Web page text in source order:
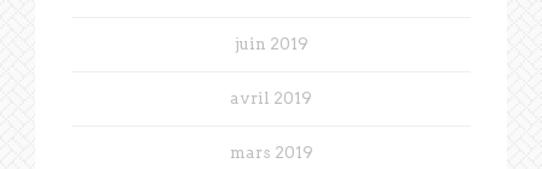
juin 2019
avril 2019
mars 2019